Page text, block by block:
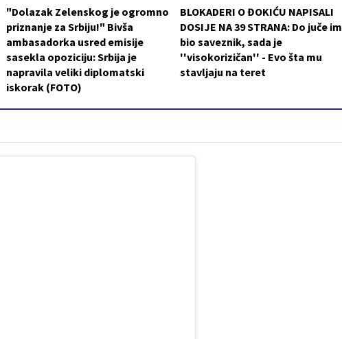
"Dolazak Zelenskog je ogromno
priznanje za Srbiju!" Bivša
ambasadorka usred emisije
sasekla opoziciju: Srbija je
napravila veliki diplomatski
iskorak (FOTO)
BLOKADERI O ĐOKIĆU NAPISALI
DOSIJE NA 39 STRANA: Do juče im
bio saveznik, sada je
''visokorizičan'' - Evo šta mu
stavljaju na teret